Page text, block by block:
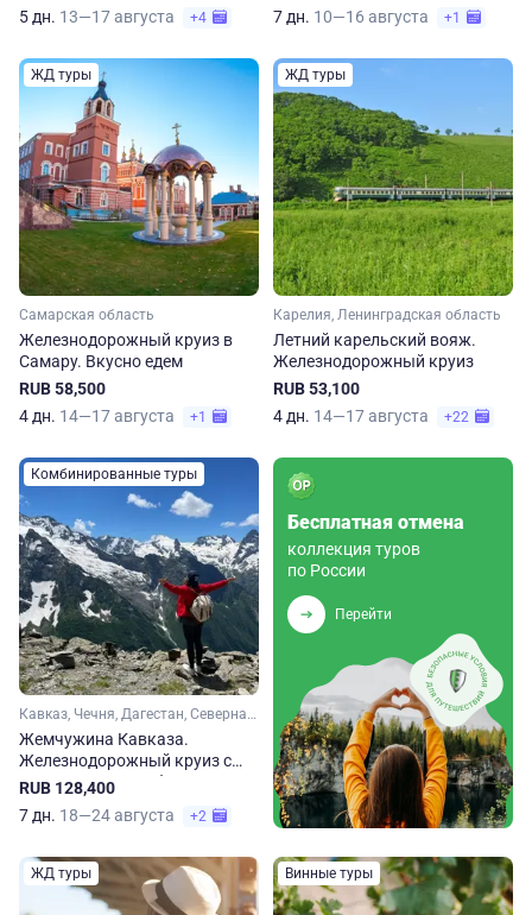
5 дн. 13—17 августа +4
7 дн. 10—16 августа +1
ЖД туры
Самарская область
Железнодорожный круиз в
Самару. Вкусно едем
RUB 58,500
4 дн. 14—17 августа +1
ЖД туры
Карелия, Ленинградская область
Летний карельский вояж.
Железнодорожный круиз
RUB 53,100
4 дн. 14—17 августа +22
Комбинированные туры
Кавказ, Чечня, Дагестан, Северная Осетия, Эльбрус, Кабардино-Балкария, Домбай, Карачаево-Черкесия
Жемчужина Кавказа.
Железнодорожный круиз с
посещением Домбая
RUB 128,400
7 дн. 18—24 августа +2
Бесплатная отмена
коллекция туров
по России
Перейти
ЖД туры Винные туры